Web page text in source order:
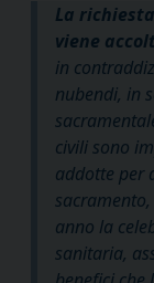
La
viene
in
nubendi, in
civili sono
addotte per
anno la
sanitaria,